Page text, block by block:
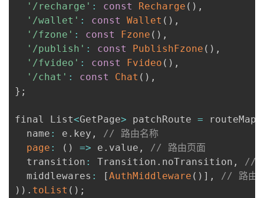
'/recharge' : const Recharge ( ) ,
'/wallet' : const Wallet ( ) ,
'/fzone' : const Fzone ( ) ,
'/publish' : const PublishFzone ( ) ,
'/fvideo' : const Fvideo ( ) ,
'/chat' : const Chat ( ) ,
} ;
final List<GetPage> patchRoute = routeMap
  name
: e . key ,
// 路由名称
page : ( ) => e . value ,
// 路由页面
  transition
: Transition . noTransition ,
//
  middlewares
: [AuthMiddleware ( ) ] ,
// 路由
) ) . toList ( ) ;